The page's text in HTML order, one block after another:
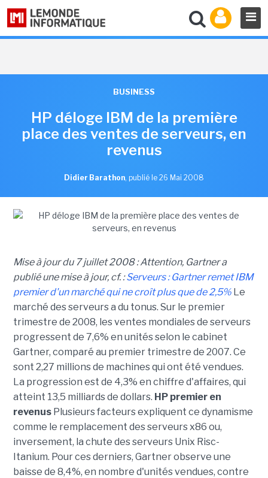
BUSINESS
HP déloge IBM de la première
place des ventes de serveurs, en
revenus
Didier Barathon, publié le 26 Mai 2008
Mise à jour du 7 juillet 2008 : Attention, Gartner a
publié une mise à jour, cf. :Serveurs : Gartner remet IBM
premier d'un marché qui ne croît plus que de 2,5%Le
marché des serveurs a du tonus. Sur le premier
trimestre de 2008, les ventes mondiales de serveurs
progressent de 7,6% en unités selon le cabinet
Gartner, comparé au premier trimestre de 2007. Ce
sont 2,27 millions de machines qui ont été vendues.
La progression est de 4,3% en chiffre d'affaires, qui
atteint 13,5 milliards de dollars. HP premier en
revenusPlusieurs facteurs expliquent ce dynamisme
comme le remplacement des serveurs x86 ou,
inversement, la chute des serveurs Unix Risc-
Itanium. Pour ces derniers, Gartner observe une
baisse de 8,4%, en nombre d'unités vendues, contre